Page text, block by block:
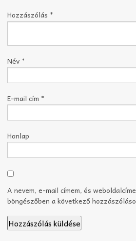
Hozzászólás *
Név *
E-mail cím *
Honlap
A nevem, e-mail címem, és
böngészőben a következő